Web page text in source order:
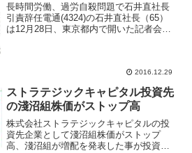
長時間労働、過労自殺問題で石井直社長
引責辞任電通(4324)の石井直社長（65）
は12月28日、東京都内で開いた記者会見
2016.12.29
ストラテジックキャピタル投資先
の淺沼組株価がストップ高
株式会社ストラテジックキャピタルの投
資先企業として淺沼組株価がストップ
高、淺沼組が増配を発表した事が投資家